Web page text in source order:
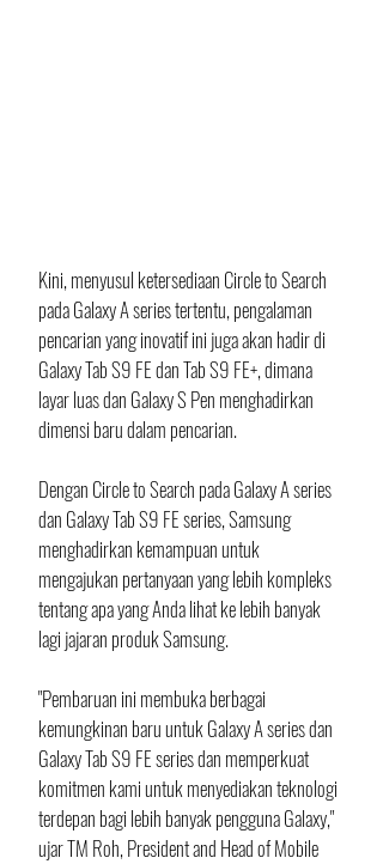
Kini, menyusul ketersediaan Circle to Search
pada Galaxy A series tertentu, pengalaman
pencarian yang inovatif ini juga akan hadir di
Galaxy Tab S9 FE dan Tab S9 FE+, dimana
layar luas dan Galaxy S Pen menghadirkan
dimensi baru dalam pencarian.
Dengan Circle to Search pada Galaxy A series
dan Galaxy Tab S9 FE series, Samsung
menghadirkan kemampuan untuk
mengajukan pertanyaan yang lebih kompleks
tentang apa yang Anda lihat ke lebih banyak
lagi jajaran produk Samsung.
"Pembaruan ini membuka berbagai
kemungkinan baru untuk Galaxy A series dan
Galaxy Tab S9 FE series dan memperkuat
komitmen kami untuk menyediakan teknologi
terdepan bagi lebih banyak pengguna Galaxy,"
ujar TM Roh, President and Head of Mobile